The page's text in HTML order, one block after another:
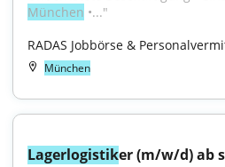
München •..."
RADAS Jobbörse &
München
Lagerlogistiker (m/w/d) ab